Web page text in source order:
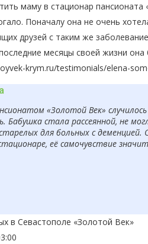
маму в стационар
Поначалу она не очень
друзей с таким же
месяцы своей жизни
krym.ru/testimonials/elena-
«Золотой Век»
Бабушка стала рассеянной, не
для больных с деменцией.
её самочувствие
в Севастополе «Золотой Век»